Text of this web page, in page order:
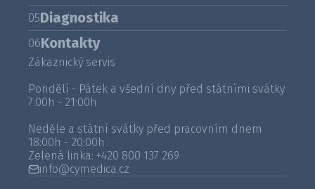
05Diagnostika
06Kontakty
Zákaznický servis
Pondělí - Pátek a všední dny před státními svátky
7:00h - 21:00h
Neděle a státní svátky před pracovním dnem
18:00h - 20:00h
Zelená linka: +420 800 137 269
info@cymedica.cz